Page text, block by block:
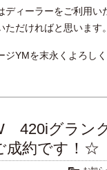
ディーラーをご利用い
だければと思います。
ジYMを末永くよろし
420iグラン
成約です！☆